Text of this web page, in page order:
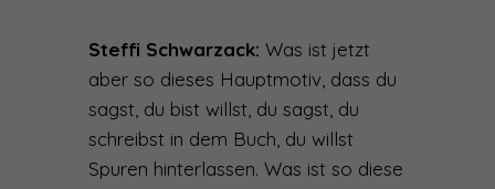
Steffi Schwarzack: Was ist jetzt
aber so dieses Hauptmotiv, dass du
sagst, du bist willst, du sagst, du
schreibst in dem Buch, du willst
Spuren hinterlassen. Was ist so diese